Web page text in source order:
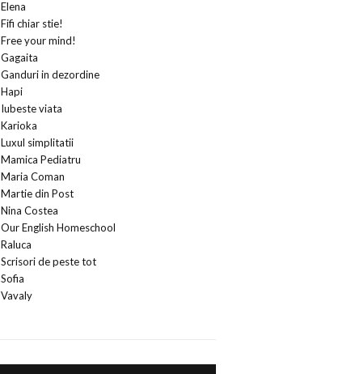
Elena
Fifi chiar stie!
Free your mind!
Gagaita
Ganduri in dezordine
Hapi
Iubeste viata
Karioka
Luxul simplitatii
Mamica Pediatru
Maria Coman
Martie din Post
Nina Costea
Our English Homeschool
Raluca
Scrisori de peste tot
Sofia
Vavaly